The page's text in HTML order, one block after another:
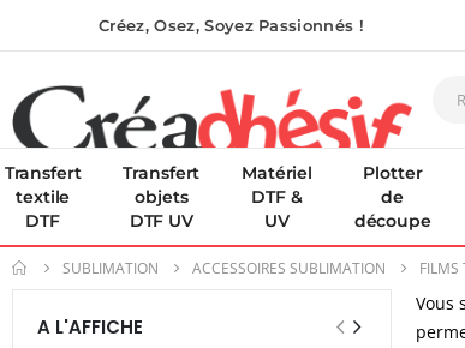
Créez, Osez, Soyez Passionnés !
Transfert
textile
DTF
Transfert
objets
DTF UV
Matériel
DTF &
UV
Plotter
de
découpe
SUBLIMATION ACCESSOIRES SUBLIMATION FILMS
Vous
A L'AFFICHE